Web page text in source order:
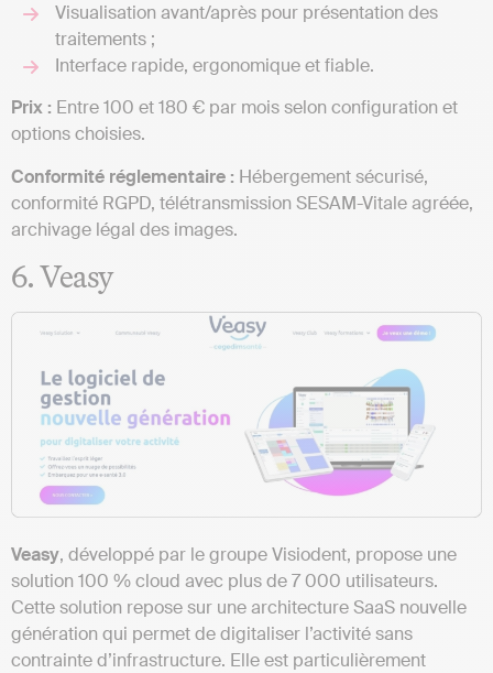
Visualisation avant/après pour présentation des
traitements ;
Interface rapide, ergonomique et fiable.
Prix : Entre 100 et 180 € par mois selon configuration et
options choisies.
Conformité réglementaire : Hébergement sécurisé,
conformité RGPD, télétransmission SESAM-Vitale agréée,
archivage légal des images.
6. Veasy
Veasy, développé par le groupe Visiodent, propose une
solution 100 % cloud avec plus de 7 000 utilisateurs.
Cette solution repose sur une architecture SaaS nouvelle
génération qui permet de digitaliser l’activité sans
contrainte d’infrastructure. Elle est particulièrement